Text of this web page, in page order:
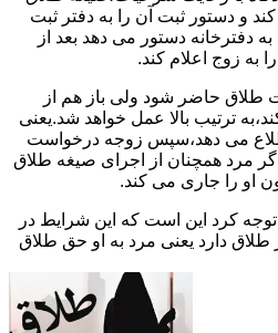
و دستور ثبت آن را به دفتر ثبت
دفترخانه دستور می دهد بعد از
به زوج اعلام کند.
طلاق حاضر شود ولی باز هم از
ترتیب بالا عمل خواهد شد.یعنی
اطلاع می دهد،سپس زوجه درخواست
مرد همچنان از اجرای صیغه طلاق
او را جاری می کند.
توجه کرد این است که این شرایط در
دارد یعنی مرد به او حق طلاق